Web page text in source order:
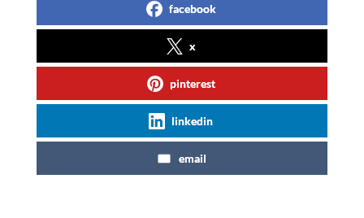
facebook
x
pinterest
linkedin
email